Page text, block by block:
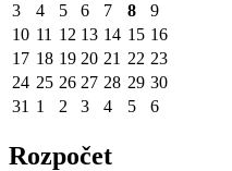
3
4 5 6 7 8
9
10 11 12 13 14 15 16
17 18 19 20 21 22 23
24 25 26 27 28 29 30
31 1 2 3 4 5 6
Rozpočet